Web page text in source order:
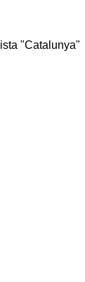
"Catalunya"